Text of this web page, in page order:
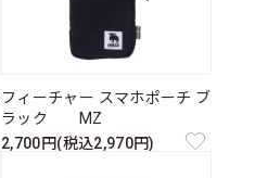
フィーチャー スマホポーチ ブ
ラック MZ
2,700円(税込2,970円)